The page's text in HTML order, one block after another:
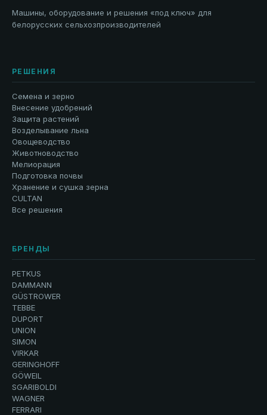
Машины, оборудование и решения «под ключ» для
белорусских сельхозпроизводителей
РЕШЕНИЯ
Семена и зерно
Внесение удобрений
Защита растений
Возделывание льна
Овощеводство
Животноводство
Мелиорация
Подготовка почвы
Хранение и сушка зерна
CULTAN
Все решения
БРЕНДЫ
PETKUS
DAMMANN
GÜSTROWER
TEBBE
DUPORT
UNION
SIMON
VIRKAR
GERINGHOFF
GÖWEIL
SGARIBOLDI
WAGNER
FERRARI